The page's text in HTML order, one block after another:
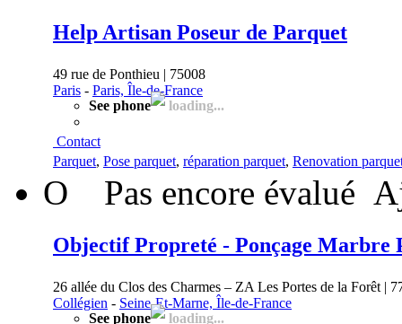
Help Artisan Poseur de Parquet
49 rue de Ponthieu | 75008
Paris - Paris, Île-de-France
See phone
loading...
Contact
Parquet, Pose parquet, réparation parquet, Renovation
O Pas encore évalué
Objectif Propreté - Ponçage Marbre
26 allée du Clos des Charmes – ZA Les Portes de la Forêt |
Collégien - Seine-Et-Marne, Île-de-France
See phone
loading...